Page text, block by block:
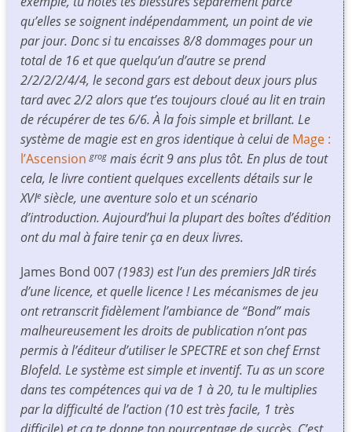
qu’elles se soignent indépendamment, un point de vie
par jour. Donc si tu encaisses 8/8 dommages pour un
total de 16 et que quelqu’un d’autre se prend
2/2/2/2/4/4, le second gars est debout deux jours plus
tard avec 2/2 alors que t’es toujours cloué au lit en train
de récupérer de tes 6/6. À la fois simple et brillant. Le
système de magie est en gros identique à celui de Mage :
l’Ascension grog mais écrit 9 ans plus tôt. En plus de tout
cela, le livre contient quelques excellents détails sur le
XVIe siècle, une aventure solo et un scénario
d’introduction. Aujourd’hui la plupart des boîtes d’édition
ont du mal à faire tenir ça en deux livres.
James Bond 007(1983) est l’un des premiers JdR tirés
d’une licence, et quelle licence ! Les mécanismes de jeu
ont retranscrit fidèlement l’ambiance de “Bond” mais
malheureusement les droits de publication n’ont pas
permis à l’éditeur d’utiliser le SPECTRE et son chef Ernst
Blofeld. Le système est simple et inventif. Tu as un score
dans tes compétences qui va de 1 à 20, tu le multiplies
par la difficulté de l’action (10 est très facile, 1 très